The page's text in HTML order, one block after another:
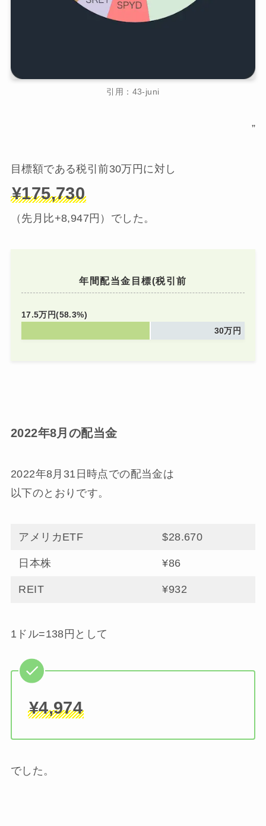
引用：43-juni
”
目標額である税引前30万円に対し
¥175,730
（先月比+8,947円）でした。
年間配当金目標(税引前
17.5万円(58.3%)
30万円
2022年8月の配当金
2022年8月31日時点での配当金は
以下のとおりです。
アメリカETF $28.670
日本株 ¥86
REIT ¥932
1ドル=138円として
¥4,974
でした。